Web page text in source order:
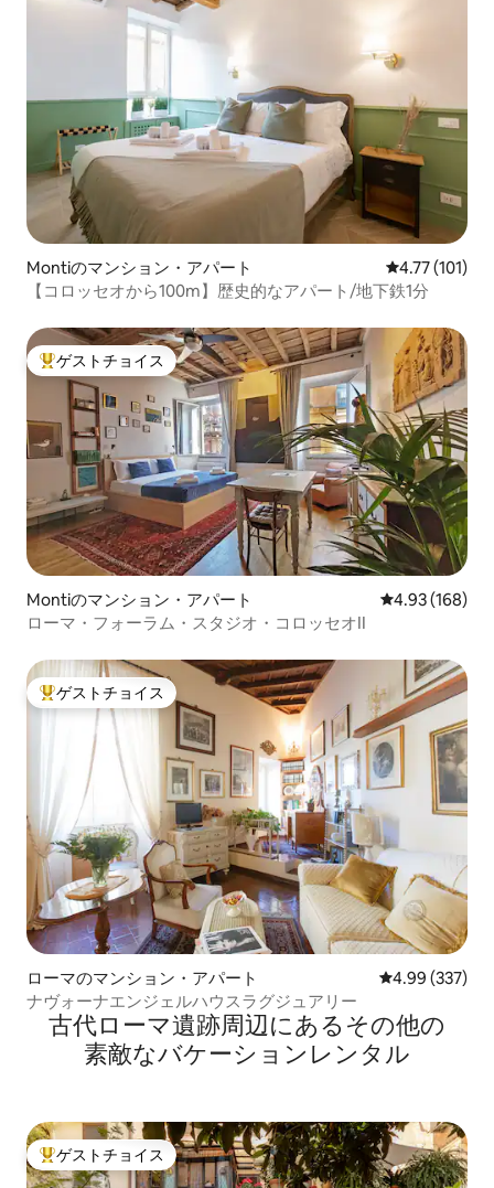
Montiのマンション・アパート レビュー101
4.77 (101)
【コロッセオから100m】歴史的なアパート/地下鉄1分
大好評のゲストチョイスです。
ゲストチョイス
Montiのマンション・アパート レビュー168
4.93 (168)
ローマ・フォーラム・スタジオ・コロッセオII
大好評のゲストチョイスです。
ゲストチョイス
ローマのマンション・アパート レビュー337
4.99 (337)
ナヴォーナエンジェルハウスラグジュアリー
古代ローマ遺跡⁠周⁠辺⁠に⁠あ⁠るそ⁠の⁠他⁠の
素⁠敵⁠なバ⁠ケ⁠ー⁠シ⁠ョ⁠ン⁠レ⁠ン⁠タ⁠ル
大好評のゲストチョイスです。
ゲストチョイス